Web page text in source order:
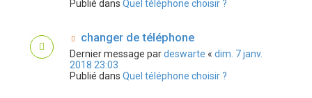
Publié dans Quel téléphone choisir ?
changer de téléphone
Dernier message pardeswarte « dim. 7 janv.
2018 23:03
Publié dans Quel téléphone choisir ?